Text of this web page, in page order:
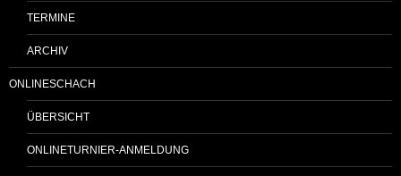
TERMINE
ARCHIV
ONLINESCHACH
ÜBERSICHT
ONLINETURNIER-ANMELDUNG